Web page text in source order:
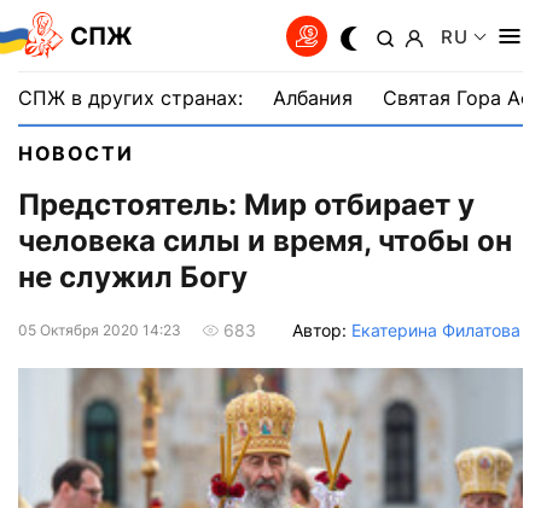
СПЖ RU
СПЖ в других странах: Албания Святая Гора
НОВОСТИ
Предстоятель: Мир отбирает у
человека силы и время, чтобы он
не служил Богу
05 Октября 2020 14:23 683 Автор: Екатерина Филатова